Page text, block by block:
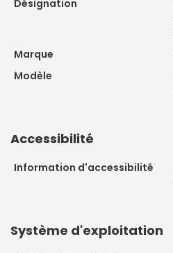
Désignation
Marque
Modèle
Accessibilité
Information d'accessibilité
Système d'exploitation